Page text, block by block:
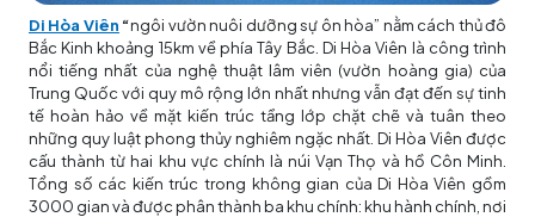
Di Hòa Viên “ngôi vườn nuôi dưỡng sự ôn hòa” nằm cách thủ đô
Bắc Kinh khoảng 15km về phía Tây Bắc. Di Hòa Viên là công trình
nổi tiếng nhất của nghệ thuật lâm viên (vườn hoàng gia) của
Trung Quốc với quy mô rộng lớn nhất nhưng vẫn đạt đến sự tinh
tế hoàn hảo về mặt kiến trúc tầng lớp chặt chẽ và tuân theo
những quy luật phong thủy nghiêm ngặc nhất. Di Hòa Viên được
cấu thành từ hai khu vực chính là núi Vạn Thọ và hồ Côn Minh.
Tổng số các kiến trúc trong không gian của Di Hòa Viên gồm
3000 gian và được phân thành ba khu chính: khu hành chính, nơi